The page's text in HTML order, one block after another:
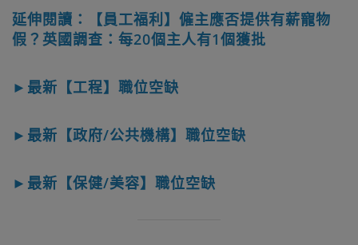
延伸閱讀：【員工福利】僱主應否提供有薪寵物
假？英國調查：每20個主人有1個獲批
►最新【工程】職位空缺
►最新【政府/公共機構】職位空缺
►最新【保健/美容】職位空缺